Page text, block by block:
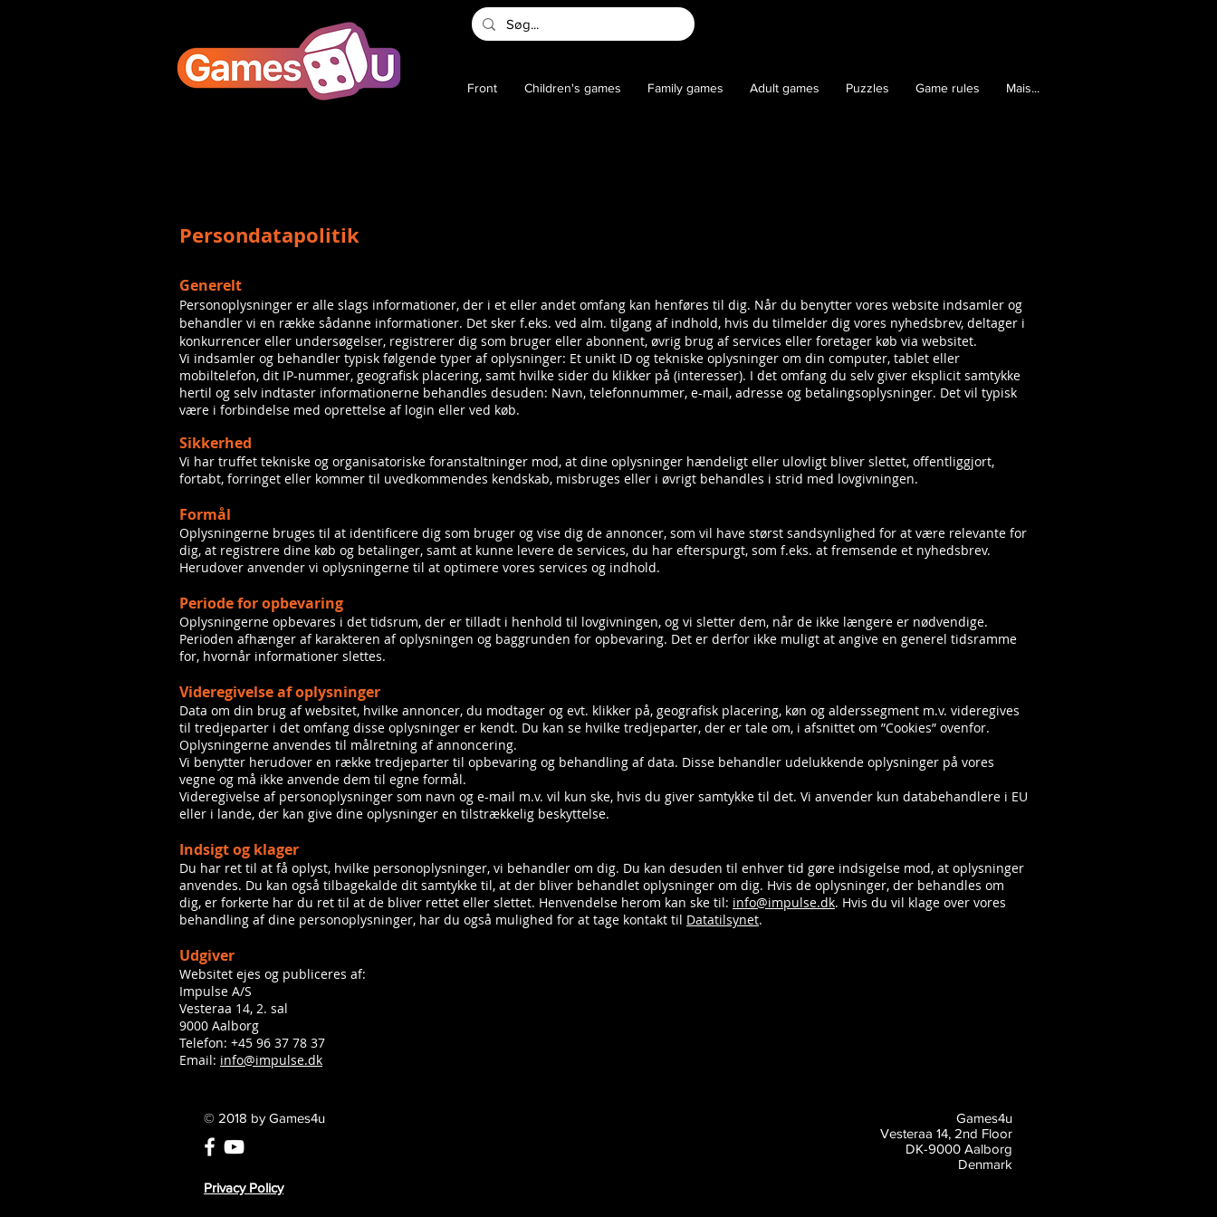
Persondatapolitik
Generelt
Personoplysninger er alle slags informationer, der i et eller andet omfang kan henføres til dig. Når du benytter vores website indsamler og
behandler vi en række sådanne informationer. Det sker f.eks. ved alm. tilgang af indhold, hvis du tilmelder dig vores nyhedsbrev, deltager i
konkurrencer eller undersøgelser, registrerer dig som bruger eller abonnent, øvrig brug af services eller foretager køb via websitet.
Vi indsamler og behandler typisk følgende typer af oplysninger: Et unikt ID og tekniske oplysninger om din computer, tablet eller
mobiltelefon, dit IP-nummer, geografisk placering, samt hvilke sider du klikker på (interesser). I det omfang du selv giver eksplicit samtykke
hertil og selv indtaster informationerne behandles desuden: Navn, telefonnummer, e-mail, adresse og betalingsoplysninger. Det vil typisk
være i forbindelse med oprettelse af login eller ved køb.
Sikkerhed
Vi har truffet tekniske og organisatoriske foranstaltninger mod, at dine oplysninger hændeligt eller ulovligt bliver slettet, offentliggjort,
fortabt, forringet eller kommer til uvedkommendes kendskab, misbruges eller i øvrigt behandles i strid med lovgivningen.
Formål
Oplysningerne bruges til at identificere dig som bruger og vise dig de annoncer, som vil have størst sandsynlighed for at være relevante for
dig, at registrere dine køb og betalinger, samt at kunne levere de services, du har efterspurgt, som f.eks. at fremsende et nyhedsbrev.
Herudover anvender vi oplysningerne til at optimere vores services og indhold.
Periode for opbevaring
Oplysningerne opbevares i det tidsrum, der er tilladt i henhold til lovgivningen, og vi sletter dem, når de ikke længere er nødvendige.
Perioden afhænger af karakteren af oplysningen og baggrunden for opbevaring. Det er derfor ikke muligt at angive en generel tidsramme
for, hvornår informationer slettes.
Videregivelse af oplysninger
Data om din brug af websitet, hvilke annoncer, du modtager og evt. klikker på, geografisk placering, køn og alderssegment m.v. videregives
til tredjeparter i det omfang disse oplysninger er kendt. Du kan se hvilke tredjeparter, der er tale om, i afsnittet om ”Cookies” ovenfor.
Oplysningerne anvendes til målretning af annoncering.
Vi benytter herudover en række tredjeparter til opbevaring og behandling af data. Disse behandler udelukkende oplysninger på vores
vegne og må ikke anvende dem til egne formål.
Videregivelse af personoplysninger som navn og e-mail m.v. vil kun ske, hvis du giver samtykke til det. Vi anvender kun databehandlere i EU
eller i lande, der kan give dine oplysninger en tilstrækkelig beskyttelse.
Indsigt og klager
Du har ret til at få oplyst, hvilke personoplysninger, vi behandler om dig. Du kan desuden til enhver tid gøre indsigelse mod, at oplysninger
anvendes. Du kan også tilbagekalde dit samtykke til, at der bliver behandlet oplysninger om dig. Hvis de oplysninger, der behandles om
dig, er forkerte har du ret til at de bliver rettet eller slettet. Henvendelse herom kan ske til: info@impulse.dk. Hvis du vil klage over vores
behandling af dine personoplysninger, har du også mulighed for at tage kontakt til Datatilsynet.
Udgiver
Websitet ejes og publiceres af:
Impulse A/S
Vesteraa 14, 2. sal
9000 Aalborg
Telefon: +45 96 37 78 37
Email: info@impulse.dk
Front Children's games Family games Adult games Puzzles Game rules Mais...
© 2018 by Games4u
Games4u
Vesteraa 14, 2nd Floor
DK-9000 Aalborg
Denmark
Privacy Policy